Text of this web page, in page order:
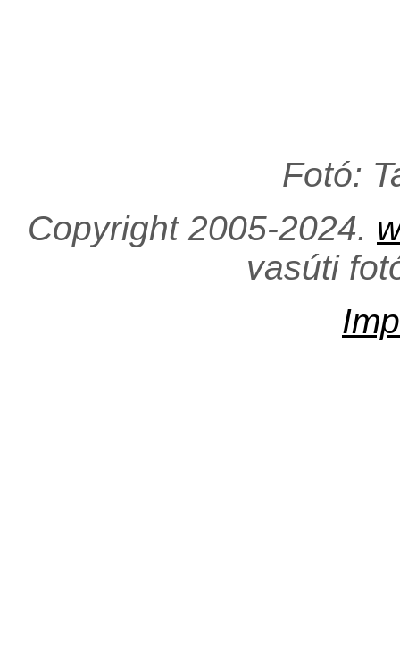
Fotó:
Copyright 2005-2024.
vasúti